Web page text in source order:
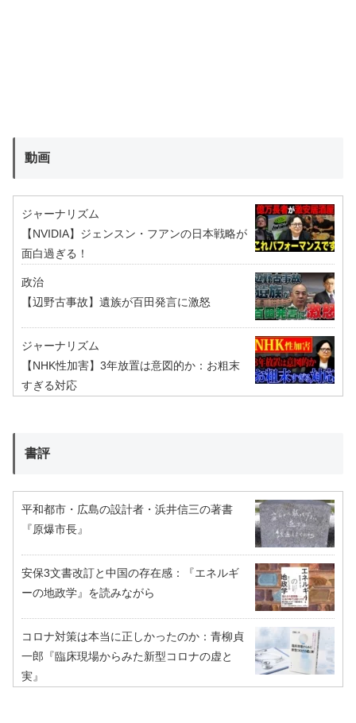
動画
ジャーナリズム
【NVIDIA】ジェンスン・フアンの日本戦略が
面白過ぎる！
政治
【辺野古事故】遺族が百田発言に激怒
ジャーナリズム
【NHK性加害】3年放置は意図的か：お粗末
すぎる対応
書評
平和都市・広島の設計者・浜井信三の著書
『原爆市長』
安保3文書改訂と中国の存在感：『エネルギ
ーの地政学』を読みながら
コロナ対策は本当に正しかったのか：青柳貞
一郎『臨床現場からみた新型コロナの虚と
実』